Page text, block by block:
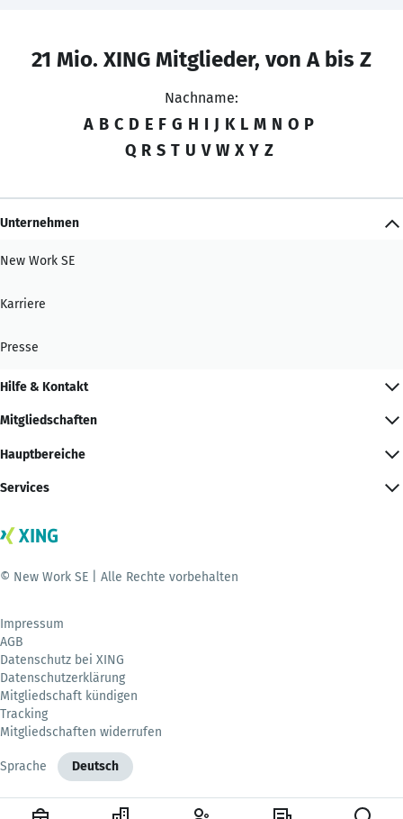
21 Mio. XING Mitglieder, von A bis Z
Nachname:
A B C D E F G H I J K L M N O P
Q R S T U V W X Y Z
Unternehmen
New Work SE
Karriere
Presse
Hilfe & Kontakt
Mitgliedschaften
Hauptbereiche
Services
© New Work SE | Alle Rechte vorbehalten
Impressum
AGB
Datenschutz bei XING
Datenschutzerklärung
Mitgliedschaft kündigen
Tracking
Mitgliedschaften widerrufen
Sprache Deutsch